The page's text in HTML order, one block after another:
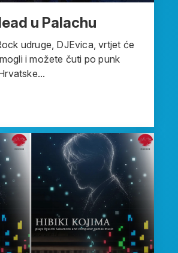
u Palachu
udruge, DJEvica, vrtjet će
i možete čuti po punk